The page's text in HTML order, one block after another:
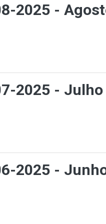
2025 -
2025 - Julho
2025 -